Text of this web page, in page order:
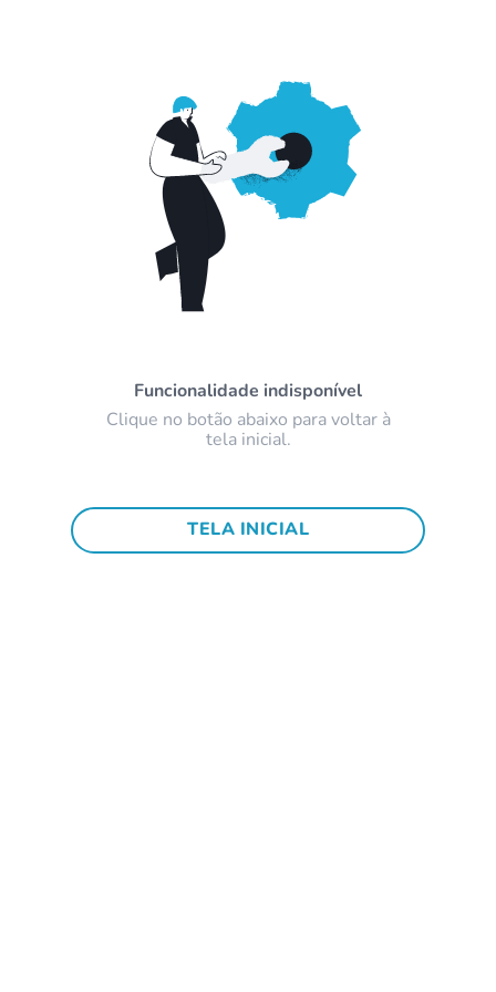
Funcionalidade indisponível
Clique no botão abaixo para voltar à
tela inicial.
TELA INICIAL